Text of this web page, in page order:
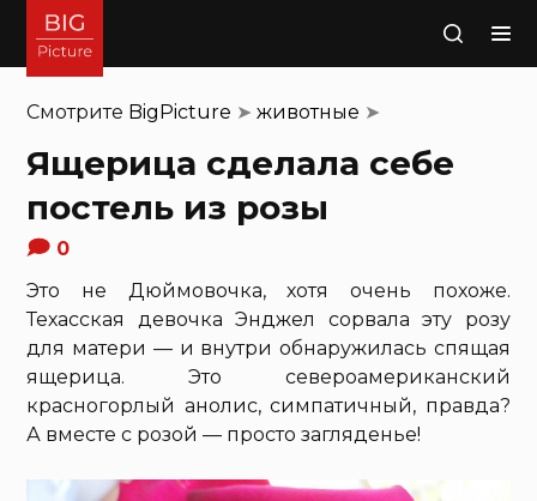
Поиск
Смотрите BigPicture ➤животные ➤
Ящерица сделала себе
постель из розы
0
Это не Дюймовочка, хотя очень похоже.
Техасская девочка Энджел сорвала эту розу
для матери — и внутри обнаружилась спящая
ящерица. Это североамериканский
красногорлый анолис, симпатичный, правда?
А вместе с розой — просто загляденье!